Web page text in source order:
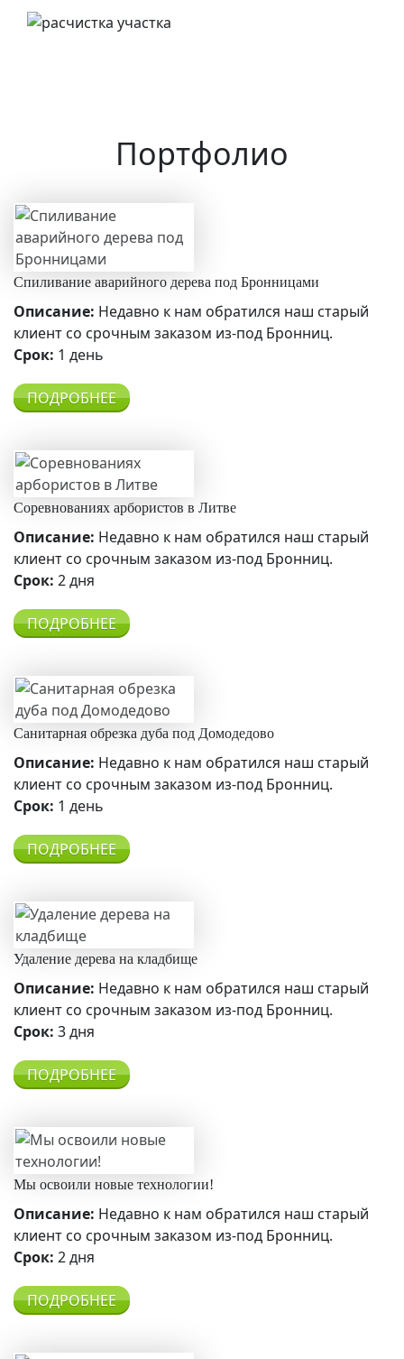
Портфолио
Спиливание аварийного дерева под Бронницами
Описание: Недавно к нам обратился наш старый
клиент со срочным заказом из-под Бронниц.
Срок: 1 день
ПОДРОБНЕЕ
Соревнованиях арбористов в Литве
Описание: Недавно к нам обратился наш старый
клиент со срочным заказом из-под Бронниц.
Срок: 2 дня
ПОДРОБНЕЕ
Санитарная обрезка дуба под Домодедово
Описание: Недавно к нам обратился наш старый
клиент со срочным заказом из-под Бронниц.
Срок: 1 день
ПОДРОБНЕЕ
Удаление дерева на кладбище
Описание: Недавно к нам обратился наш старый
клиент со срочным заказом из-под Бронниц.
Срок: 3 дня
ПОДРОБНЕЕ
Мы освоили новые технологии!
Описание: Недавно к нам обратился наш старый
клиент со срочным заказом из-под Бронниц.
Срок: 2 дня
ПОДРОБНЕЕ